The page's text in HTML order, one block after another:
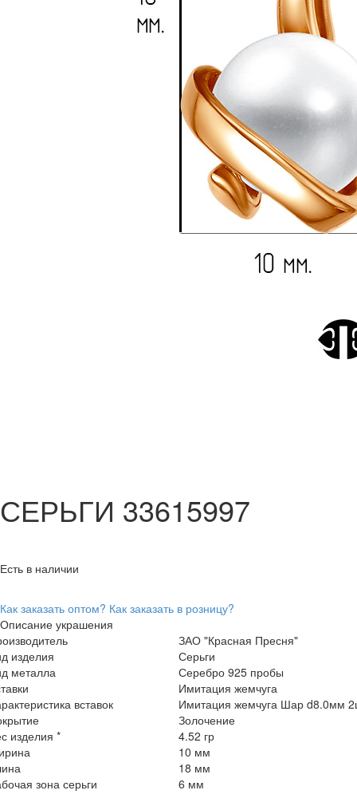
СЕРЬГИ 33615997
Есть в наличии
Как заказать оптом? Как заказать в розницу?
Описание украшения
ЗАО "Красная Пресня"
изделия
Серьги
металла
Серебро 925 пробы
Имитация жемчуга
вставок
Имитация жемчуга Шар d8.0мм
Золочение
изделия *
4.52 гр
10 мм
18 мм
зона серьги
6 мм